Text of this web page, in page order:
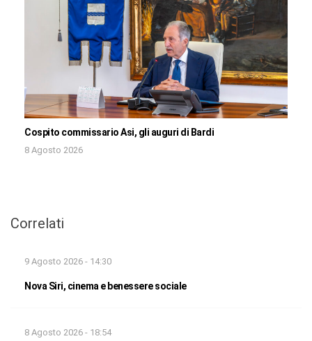
Cospito commissario Asi, gli auguri di Bardi
8 Agosto 2026
Correlati
9 Agosto 2026 - 14:30
Nova Siri, cinema e benessere sociale
8 Agosto 2026 - 18:54